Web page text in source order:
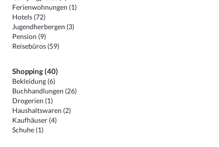
Ferienwohnungen (1)
Hotels (72)
Jugendherbergen (3)
Pension (9)
Reisebüros (59)
Shopping (40)
Bekleidung (6)
Buchhandlungen (26)
Drogerien (1)
Haushaltswaren (2)
Kaufhäuser (4)
Schuhe (1)